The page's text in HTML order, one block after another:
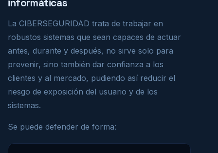
informáticas
La CIBERSEGURIDAD trata de trabajar en
robustos sistemas que sean capaces de actuar
antes, durante y después, no sirve solo para
prevenir, sino también dar confianza a los
clientes y al mercado, pudiendo así reducir el
riesgo de exposición del usuario y de los
sistemas.
Se puede defender de forma: